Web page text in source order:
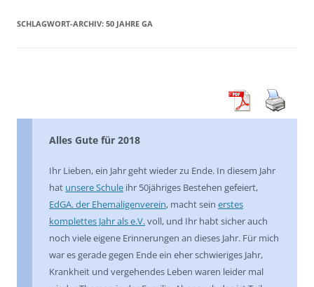
SCHLAGWORT-ARCHIV: 50 JAHRE GA
Alles Gute für 2018
Ihr Lieben, ein Jahr geht wieder zu Ende. In diesem Jahr
hat unsere Schule ihr 50jähriges Bestehen gefeiert,
EdGA. der Ehemaligenverein, macht sein erstes
komplettes Jahr als e.V.voll, und Ihr habt sicher auch
noch viele eigene Erinnerungen an dieses Jahr. Für mich
war es gerade gegen Ende ein eher schwieriges Jahr,
Krankheit und vergehendes Leben waren leider mal